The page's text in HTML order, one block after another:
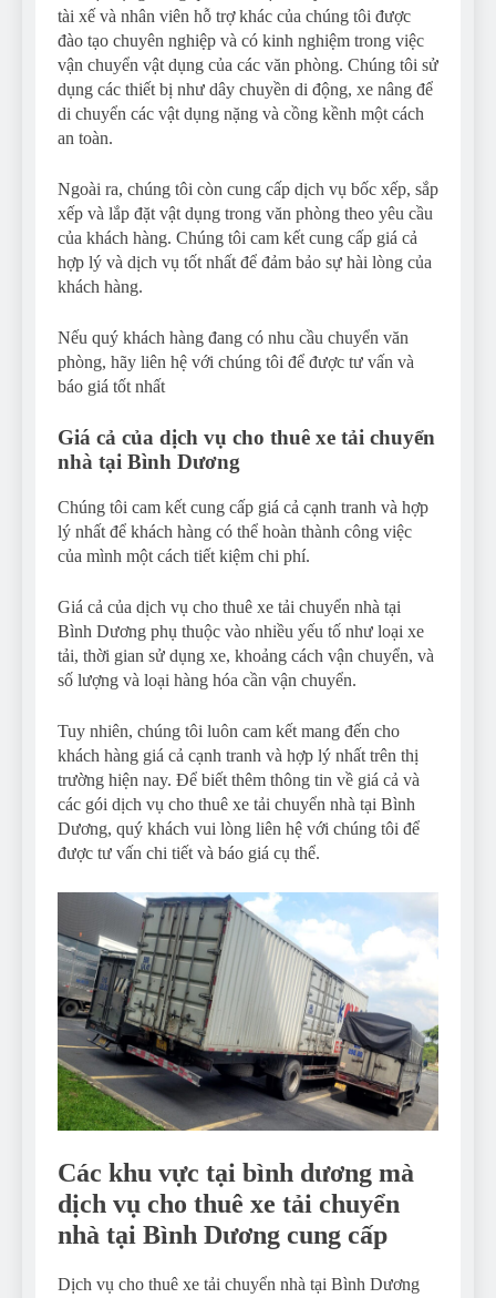
tài xế và nhân viên hỗ trợ khác của chúng tôi được
đào tạo chuyên nghiệp và có kinh nghiệm trong việc
vận chuyển vật dụng của các văn phòng. Chúng tôi sử
dụng các thiết bị như dây chuyền di động, xe nâng để
di chuyển các vật dụng nặng và cồng kềnh một cách
an toàn.
Ngoài ra, chúng tôi còn cung cấp dịch vụ bốc xếp, sắp
xếp và lắp đặt vật dụng trong văn phòng theo yêu cầu
của khách hàng. Chúng tôi cam kết cung cấp giá cả
hợp lý và dịch vụ tốt nhất để đảm bảo sự hài lòng của
khách hàng.
Nếu quý khách hàng đang có nhu cầu chuyển văn
phòng, hãy liên hệ với chúng tôi để được tư vấn và
báo giá tốt nhất
Giá cả của dịch vụ cho thuê xe tải chuyển
nhà tại Bình Dương
Chúng tôi cam kết cung cấp giá cả cạnh tranh và hợp
lý nhất để khách hàng có thể hoàn thành công việc
của mình một cách tiết kiệm chi phí.
Giá cả của dịch vụ cho thuê xe tải chuyển nhà tại
Bình Dương phụ thuộc vào nhiều yếu tố như loại xe
tải, thời gian sử dụng xe, khoảng cách vận chuyển, và
số lượng và loại hàng hóa cần vận chuyển.
Tuy nhiên, chúng tôi luôn cam kết mang đến cho
khách hàng giá cả cạnh tranh và hợp lý nhất trên thị
trường hiện nay. Để biết thêm thông tin về giá cả và
các gói dịch vụ cho thuê xe tải chuyển nhà tại Bình
Dương, quý khách vui lòng liên hệ với chúng tôi để
được tư vấn chi tiết và báo giá cụ thể.
Các khu vực tại bình dương mà
dịch vụ cho thuê xe tải chuyển
nhà tại Bình Dương cung cấp
Dịch vụ cho thuê xe tải chuyển nhà tại Bình Dương